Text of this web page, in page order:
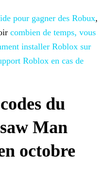
pour gagner des Robux,
combien de temps, vous
installer Roblox sur
Roblox en cas de
du
Man
octobre